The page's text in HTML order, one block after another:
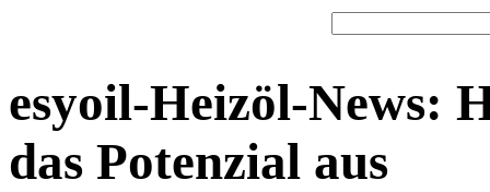
esyoil-Heizöl-News:
das Potenzial aus